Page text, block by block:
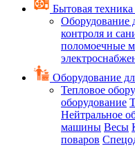
Бытовая
Оборудование
контроля и
поломоечные
Оборудование
Тепловое
оборудование
Нейтральное
машины Весы
поваров